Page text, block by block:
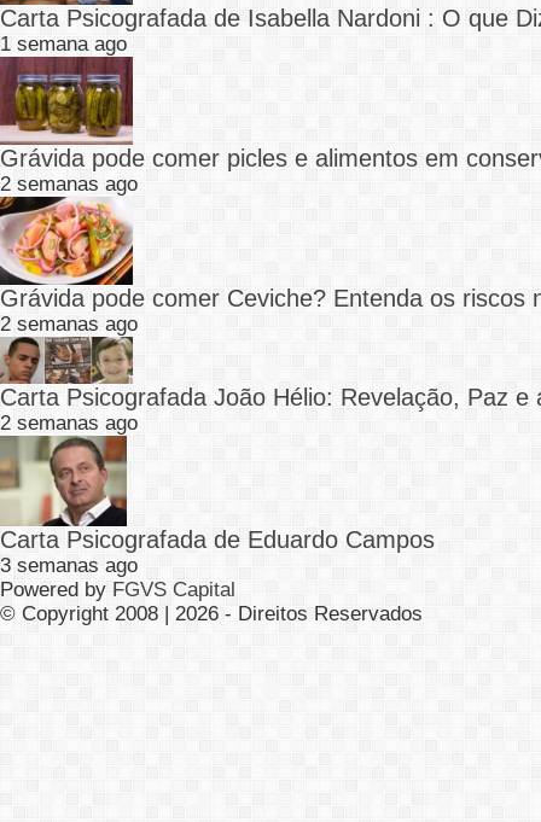
Carta Psicografada de Isabella Nardoni : O que
1 semana ago
Grávida pode comer picles e alimentos em
2 semanas ago
Grávida pode comer Ceviche? Entenda os riscos
2 semanas ago
Carta Psicografada João Hélio: Revelação, Paz e
2 semanas ago
Carta Psicografada de Eduardo Campos
3 semanas ago
Powered by FGVS Capital
© Copyright 2008 | 2026 - Direitos Reservados